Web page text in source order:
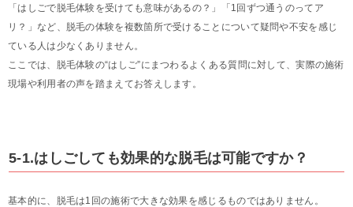
「はしごで脱毛体験を受けても意味があるの？」「1回ずつ通うのってア
リ？」など、脱毛の体験を複数箇所で受けることについて疑問や不安を感じ
ている人は少なくありません。
ここでは、脱毛体験の“はしご”にまつわるよくある質問に対して、実際の施術
現場や利用者の声を踏まえてお答えします。
5-1.はしごしても効果的な脱毛は可能ですか？
基本的に、脱毛は1回の施術で大きな効果を感じるものではありません。